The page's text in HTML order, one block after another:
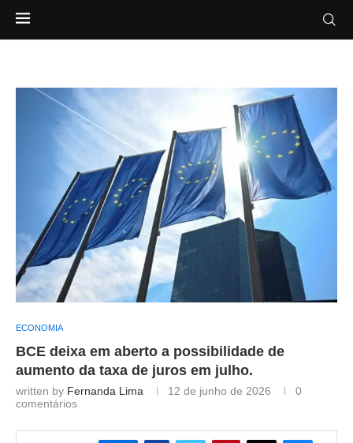
ECONOMIA
BCE deixa em aberto a possibilidade de
aumento da taxa de juros em julho.
written by Fernanda Lima 12 de junho de 2026
0
comentários